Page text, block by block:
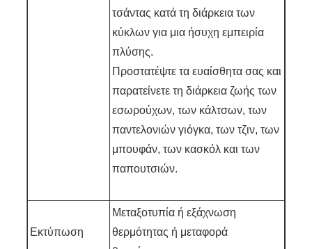
τσάντας κατά τη διάρκεια των
κύκλων για μια ήσυχη εμπειρία
πλύσης.
Προστατέψτε τα ευαίσθητα σας και
παρατείνετε τη διάρκεια ζωής των
εσωρούχων, των κάλτσων, των
παντελονιών γιόγκα, των τζιν, των
μπουφάν, των κασκόλ και των
παπουτσιών.
Εκτύπωση
Μεταξοτυπία ή εξάχνωση
θερμότητας ή μεταφορά